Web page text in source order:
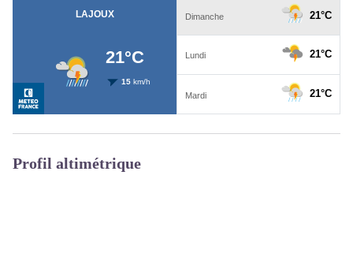
Profil altimétrique